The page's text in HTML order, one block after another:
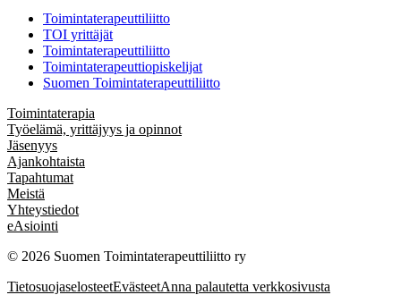
Toimintaterapeuttiliitto
TOI yrittäjät
Toimintaterapeuttiliitto
Toimintaterapeuttiopiskelijat
Suomen Toimintaterapeuttiliitto
Toimintaterapia
Työelämä, yrittäjyys ja opinnot
Jäsenyys
Ajankohtaista
Tapahtumat
Meistä
Yhteystiedot
eAsiointi
© 2026 Suomen Toimintaterapeuttiliitto ry
TietosuojaselosteetEvästeetAnna palautetta verkkosivusta